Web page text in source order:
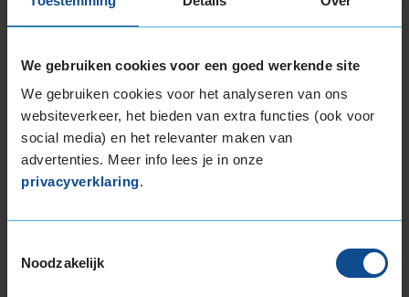
We gebruiken cookies voor een goed werkende site
We gebruiken cookies voor het analyseren van ons
websiteverkeer, het bieden van extra functies (ook voor
social media) en het relevanter maken van
advertenties. Meer info lees je in onze
privacyverklaring.
Noodzakelijk
205/60R17 93V
215/45R17 91V EXTRALOAD
215/50R17 95V EXTRALOAD
215/55R17 98V EXTRALOAD
215/60R17 100V EXTRALOAD
215/65R17 103V EXTRALOAD
225/45R17 94V EXTRALOAD
225/55R17 101V EXTRALOAD